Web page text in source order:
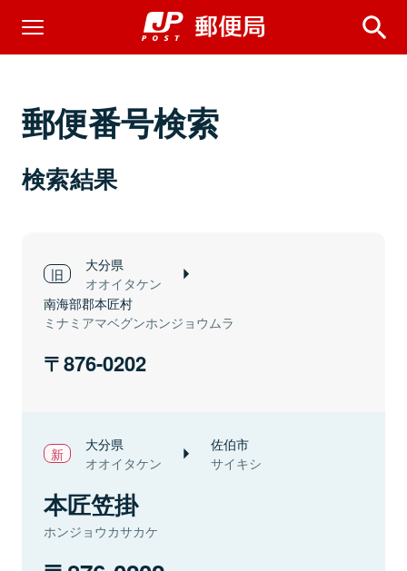
郵便番号検索
検索結果
大分県
オオイタケン
南海部郡本匠村
ミナミアマベグンホンジョウムラ
876-0202
大分県
オオイタケン
佐伯市
サイキシ
本匠笠掛
ホンジョウカサカケ